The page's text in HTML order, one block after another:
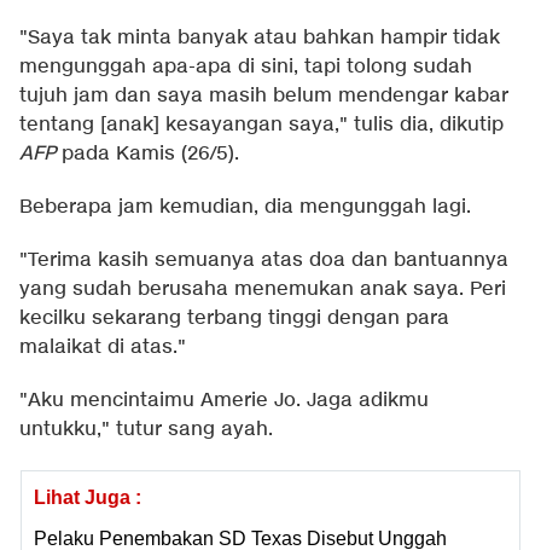
"Saya tak minta banyak atau bahkan hampir tidak
mengunggah apa-apa di sini, tapi tolong sudah
tujuh jam dan saya masih belum mendengar kabar
tentang [anak] kesayangan saya," tulis dia, dikutip
AFPpada Kamis (26/5).
Beberapa jam kemudian, dia mengunggah lagi.
"Terima kasih semuanya atas doa dan bantuannya
yang sudah berusaha menemukan anak saya. Peri
kecilku sekarang terbang tinggi dengan para
malaikat di atas."
"Aku mencintaimu Amerie Jo. Jaga adikmu
untukku," tutur sang ayah.
Lihat Juga :
Pelaku Penembakan SD Texas Disebut Unggah